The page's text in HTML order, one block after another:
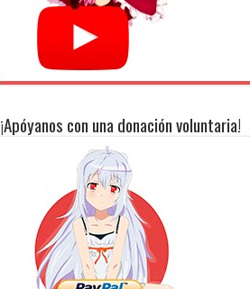
¡Apóyanos con una donación voluntaria!